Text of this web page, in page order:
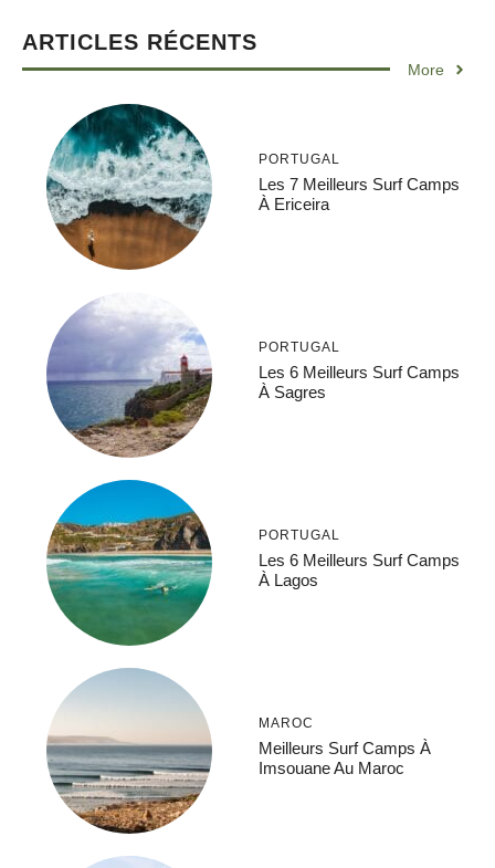
ARTICLES RÉCENTS
More
PORTUGAL
Les 7 Meilleurs Surf Camps
À Ericeira
PORTUGAL
Les 6 Meilleurs Surf Camps
À Sagres
PORTUGAL
Les 6 Meilleurs Surf Camps
À Lagos
MAROC
Meilleurs Surf Camps À
Imsouane Au Maroc